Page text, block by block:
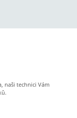
naši technici Vám